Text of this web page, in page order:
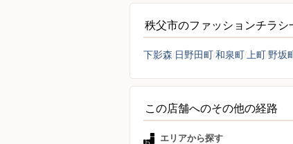
秩父市のファッションチラシ
下影森 日野田町和泉町 上町 野坂
この店舗へのその他の経路
エリアから探す